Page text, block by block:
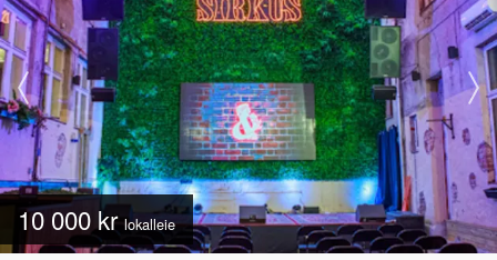
10 000 kr lokalleie